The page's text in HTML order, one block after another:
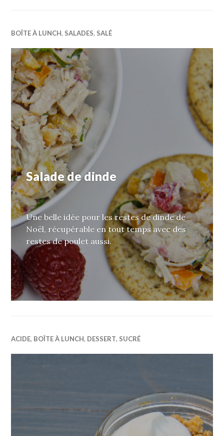
BOÎTE À LUNCH, SALADES, SALÉ
Salade de dinde
Une belle idée pour les restes de dinde de
Noël, récupérable en tout temps avec des
restes de poulet aussi.
ACIDE, BOÎTE À LUNCH, DESSERT, SUCRÉ